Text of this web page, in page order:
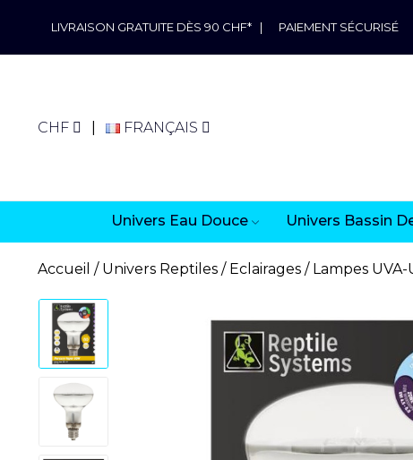
LIVRAISON GRATUITE DÈS 90 CHF* | PAIEMENT SÉCURISÉ
CHF FRANÇAIS
Univers Eau Douce Univers Bassin
Accueil Univers Reptiles Eclairages Lampes UVA-